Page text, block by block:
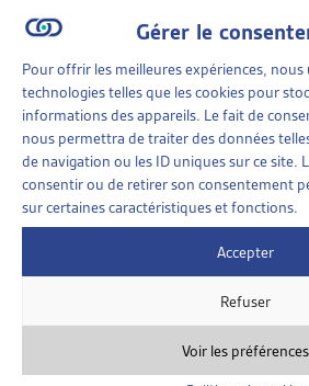
Gérer le
Pour offrir les meilleures expériences, nous
technologies telles que les cookies pour
informations des appareils. Le fait de
nous permettra de traiter des données
de navigation ou les ID uniques sur ce site.
consentir ou de retirer son consentement
sur certaines caractéristiques et fonctions.
Accepter
Refuser
Voir les préférences
D’ASSAINISSEMENT POUR PERSONNE
PERMETTRE UN NOUVEAU
CROISÉS SUR L’AVANT-PROJET
DES DETTES DES PARTICULIERS
Jean-Philippe Bujard, Jean-Jacques
André Mateus, Yves de Mestral,
Pfister, Paola Stanić (dir.), dossier